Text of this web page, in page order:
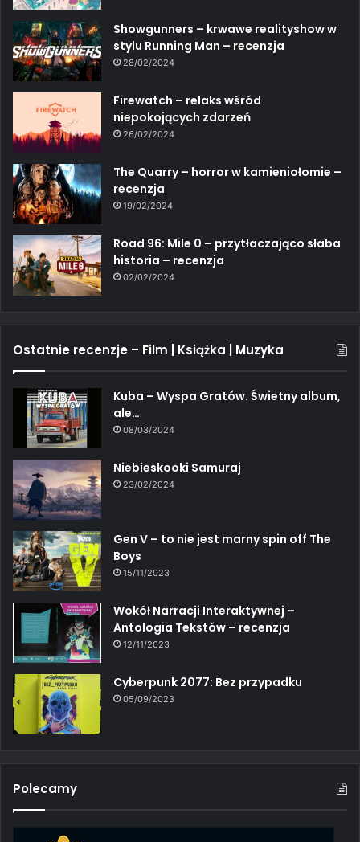
Showgunners – krwawe realityshow w
stylu Running Man – recenzja
28/02/2024
Firewatch – relaks wśród
niepokojących zdarzeń
26/02/2024
The Quarry – horror w kamieniołomie –
recenzja
19/02/2024
Road 96: Mile 0 – przytłaczająco słaba
historia – recenzja
02/02/2024
Ostatnie recenzje – Film | Książka | Muzyka
Kuba – Wyspa Gratów. Świetny album,
ale…
08/03/2024
Niebieskooki Samuraj
23/02/2024
Gen V – to nie jest marny spin off The
Boys
15/11/2023
Wokół Narracji Interaktywnej –
Antologia Tekstów – recenzja
12/11/2023
Cyberpunk 2077: Bez przypadku
05/09/2023
Polecamy